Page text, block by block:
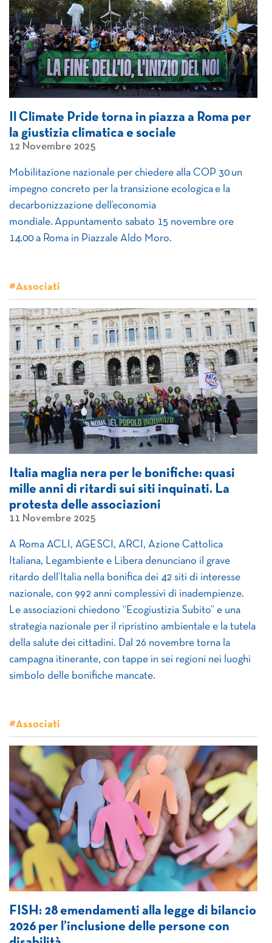
Il Climate Pride torna in piazza a Roma per
la giustizia climatica e sociale
12 Novembre 2025
Mobilitazione nazionale per chiedere alla COP 30 un
impegno concreto per la transizione ecologica e la
decarbonizzazione dell’economia
mondiale. Appuntamento sabato 15 novembre ore
14.00 a Roma in Piazzale Aldo Moro.
#Associati
Italia maglia nera per le bonifiche: quasi
mille anni di ritardi sui siti inquinati. La
protesta delle associazioni
11 Novembre 2025
A Roma ACLI, AGESCI, ARCI, Azione Cattolica
Italiana, Legambiente e Libera denunciano il grave
ritardo dell’Italia nella bonifica dei 42 siti di interesse
nazionale, con 992 anni complessivi di inadempienze.
Le associazioni chiedono “Ecogiustizia Subito” e una
strategia nazionale per il ripristino ambientale e la tutela
della salute dei cittadini. Dal 26 novembre torna la
campagna itinerante, con tappe in sei regioni nei luoghi
simbolo delle bonifiche mancate.
#Associati
FISH: 28 emendamenti alla legge di bilancio
2026 per l’inclusione delle persone con